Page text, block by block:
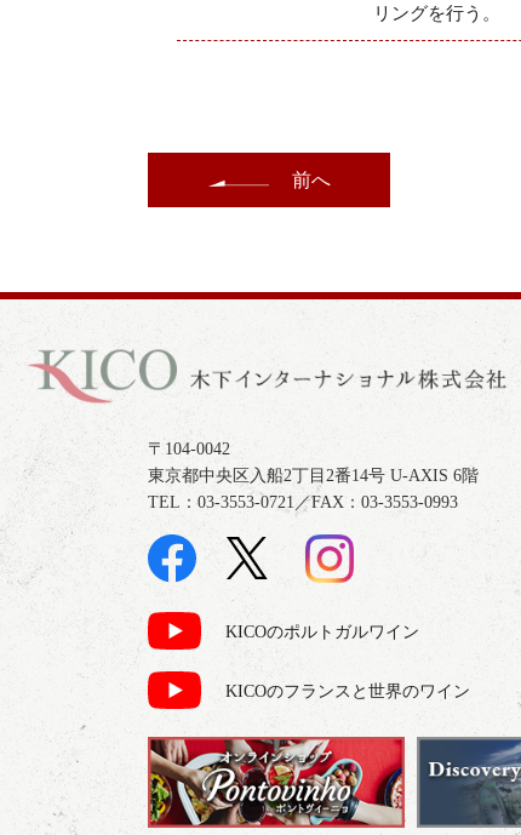
リングを行う。
前へ
〒104-0042
東京都中央区入船2丁目2番14号 U-AXIS 6階
TEL：03-3553-0721／FAX：03-3553-0993
KICOのポルトガルワイン
KICOのフランスと世界のワイン